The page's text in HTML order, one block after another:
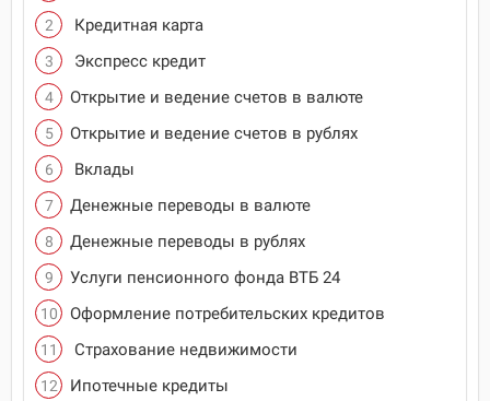
Кредитная карта
Экспресс кредит
Открытие и ведение счетов в валюте
Открытие и ведение счетов в рублях
Вклады
Денежные переводы в валюте
Денежные переводы в рублях
Услуги пенсионного фонда ВТБ 24
Оформление потребительских кредитов
Страхование недвижимости
Ипотечные кредиты